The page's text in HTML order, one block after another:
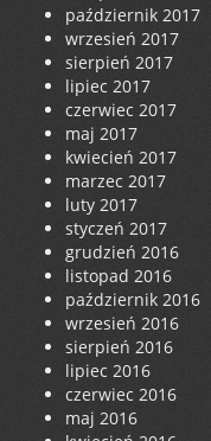
październik 2017
wrzesień 2017
sierpień 2017
lipiec 2017
czerwiec 2017
maj 2017
kwiecień 2017
marzec 2017
luty 2017
styczeń 2017
grudzień 2016
listopad 2016
październik 2016
wrzesień 2016
sierpień 2016
lipiec 2016
czerwiec 2016
maj 2016